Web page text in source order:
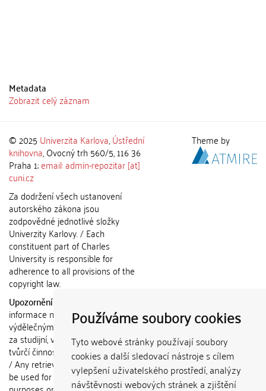
Používáme soubory cookies
Tyto webové stránky používají soubory
cookies a další sledovací nástroje s cílem
vylepšení uživatelského prostředí, analýzy
návštěvnosti webových stránek a zjištění
Metadata
Zobrazit celý záznam
© 2025 Univerzita Karlova,Ústřední
knihovna, Ovocný trh 560/5, 116 36
Praha 1;email: admin-repozitar [at]
cuni.cz
Za dodržení všech ustanovení
autorského zákona jsou
zodpovědné jednotlivé složky
Univerzity Karlovy. / Each
constituent part of Charles
University is responsible for
adherence to all provisions of the
copyright law.
Upozornění / Notice:
informace nemohou být použity k
výdělečným účelům nebo vydávány
za studijní, vědeckou nebo jinou
tvůrčí činnost jiné osoby než autora.
/ Any retrieved information shall not
be used for any commercial
Theme by